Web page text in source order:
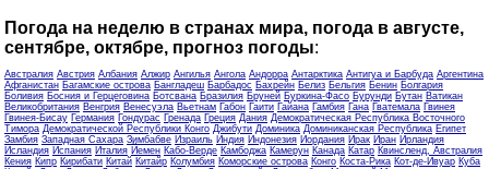
Погода на неделю в странах мира, погода в августе,
сентябре, октябре, прогноз погоды:
Австралия Австрия Албания Алжир Ангилья Ангола Андорра Антарктика Антигуа и Барбуда Аргентина
Афганистан Багамские острова Бангладеш Барбадос Бахрейн Белиз Бельгия Бенин Болгария
Боливия Босния и Герцеговина Ботсвана Бразилия Бруней Буркина-Фасо Бурунди Бутан Ватикан
Великобритания Венгрия Венесуэла Вьетнам Габон Гаити Гайана Гамбия Гана Гватемала Гвинея
Гвинея-Бисау Германия Гондурас Гренада Греция Дания Демократическая Республика Восточного
Тимора Демократической Республики Конго Джибути Доминика Доминиканская Республика Египет
Замбия Западная Сахара Зимбабве Израиль Индия Индонезия Иордания Ирак Иран Ирландия
Исландия Испания Италия Йемен Кабо-Верде Камбоджа Камерун Канада Катар Квинсленд, Австралия
Кения Кипр Кирибати Китай Китайр Колумбия Коморские острова Конго Коста-Рика Кот-де-Ивуар Куба